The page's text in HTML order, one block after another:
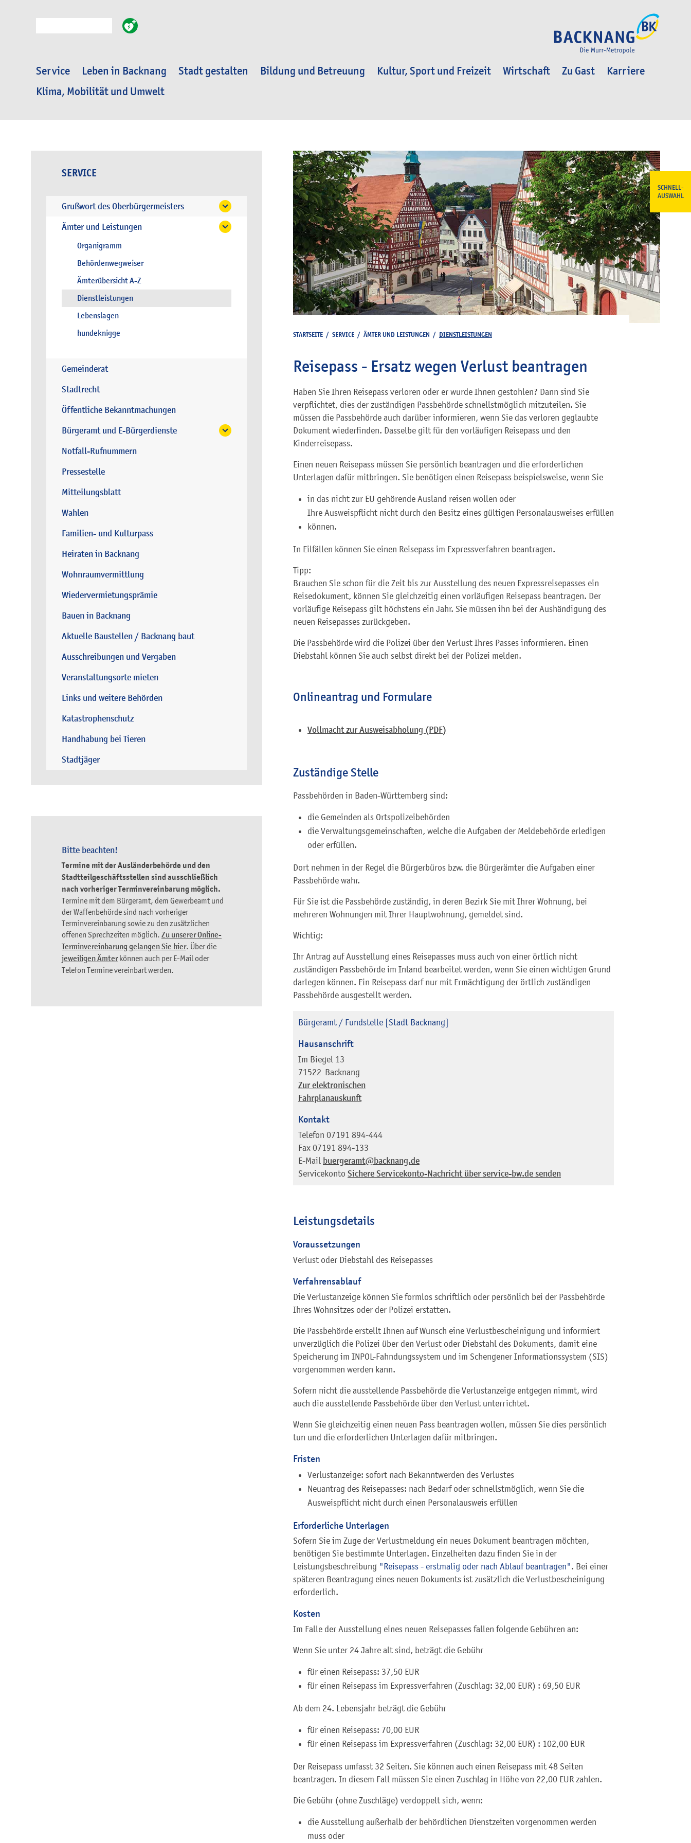
Service Leben in Backnang Stadt gestalten Bildung und Betreuung Kultur, Sport und Freizeit Wirtschaft Zu Gast
Karriere
Klima, Mobilität und Umwelt
SCHNELL-
AUSWAHL
SERVICE
Grußwort des Oberbürgermeisters
Ämter und Leistungen
Organigramm
Behördenwegweiser
Ämterübersicht A-Z
Dienstleistungen
Lebenslagen
hundeknigge
Gemeinderat
Stadtrecht
Öffentliche Bekanntmachungen
Bürgeramt und E-Bürgerdienste
Notfall-Rufnummern
Pressestelle
Mitteilungsblatt
Wahlen
Familien- und Kulturpass
Heiraten in Backnang
Wohnraumvermittlung
Wiedervermietungsprämie
Bauen in Backnang
Aktuelle Baustellen / Backnang baut
Ausschreibungen und Vergaben
Veranstaltungsorte mieten
Links und weitere Behörden
Katastrophenschutz
Handhabung bei Tieren
Stadtjäger
Bitte beachten!
Termine mit der Ausländerbehörde und den
Stadtteilgeschäftsstellen sind ausschließlich
nach vorheriger Terminvereinbarung möglich.
Termine mit dem Bürgeramt, dem Gewerbeamt und
der Waffenbehörde sind nach vorheriger
Terminvereinbarung sowie zu den zusätzlichen
offenen Sprechzeiten möglich. Zu unserer Online-
Terminvereinbarung gelangen Sie hier. Über die
jeweiligen Ämterkönnen auch per E-Mail oder
Telefon Termine vereinbart werden.
STARTSEITE / SERVICE / ÄMTER UND LEISTUNGEN / DIENSTLEISTUNGEN
Reisepass - Ersatz wegen Verlust beantragen
Haben Sie Ihren Reisepass verloren oder er wurde Ihnen gestohlen? Dann sind Sie
verpflichtet, dies der zuständigen Passbehörde schnellstmöglich mitzuteilen. Sie
müssen die Passbehörde auch darüber informieren, wenn Sie das verloren geglaubte
Dokument wiederfinden. Dasselbe gilt für den vorläufigen Reisepass und den
Kinderreisepass.
Einen neuen Reisepass müssen Sie persönlich beantragen und die erforderlichen
Unterlagen dafür mitbringen. Sie benötigen einen Reisepass beispielsweise, wenn Sie
in das nicht zur EU gehörende Ausland reisen wollen oder
Ihre Ausweispflicht nicht durch den Besitz eines gültigen Personalausweises erfüllen
können.
In Eilfällen können Sie einen Reisepass im Expressverfahren beantragen.
Tipp:
Brauchen Sie schon für die Zeit bis zur Ausstellung des neuen Expressreisepasses ein
Reisedokument, können Sie gleichzeitig einen vorläufigen Reisepass beantragen. Der
vorläufige Reisepass gilt höchstens ein Jahr. Sie müssen ihn bei der Aushändigung des
neuen Reisepasses zurückgeben.
Die Passbehörde wird die Polizei über den Verlust Ihres Passes informieren. Einen
Diebstahl können Sie auch selbst direkt bei der Polizei melden.
Onlineantrag und Formulare
Vollmacht zur Ausweisabholung (PDF)
Zuständige Stelle
Passbehörden in Baden-Württemberg sind:
die Gemeinden als Ortspolizeibehörden
die Verwaltungsgemeinschaften, welche die Aufgaben der Meldebehörde erledigen
oder erfüllen.
Dort nehmen in der Regel die Bürgerbüros bzw. die Bürgerämter die Aufgaben einer
Passbehörde wahr.
Für Sie ist die Passbehörde zuständig, in deren Bezirk Sie mit Ihrer Wohnung, bei
mehreren Wohnungen mit Ihrer Hauptwohnung, gemeldet sind.
Wichtig:
Ihr Antrag auf Ausstellung eines Reisepasses muss auch von einer örtlich nicht
zuständigen Passbehörde im Inland bearbeitet werden, wenn Sie einen wichtigen Grund
darlegen können. Ein Reisepass darf nur mit Ermächtigung der örtlich zuständigen
Passbehörde ausgestellt werden.
Bürgeramt / Fundstelle [Stadt Backnang]
Hausanschrift
Im Biegel 13
71522 Backnang
Zur elektronischen
Fahrplanauskunft
Kontakt
Telefon 07191 894-444
Fax 07191 894-133
E-Mail buergeramt@backnang.de
Servicekonto Sichere Servicekonto-Nachricht über service-bw.de senden
Leistungsdetails
Voraussetzungen
Verlust oder Diebstahl des Reisepasses
Verfahrensablauf
Die Verlustanzeige können Sie formlos schriftlich oder persönlich bei der Passbehörde
Ihres Wohnsitzes oder der Polizei erstatten.
Die Passbehörde erstellt Ihnen auf Wunsch eine Verlustbescheinigung und informiert
unverzüglich die Polizei über den Verlust oder Diebstahl des Dokuments, damit eine
Speicherung im INPOL-Fahndungssystem und im Schengener Informationssystem (SIS)
vorgenommen werden kann.
Sofern nicht die ausstellende Passbehörde die Verlustanzeige entgegen nimmt, wird
auch die ausstellende Passbehörde über den Verlust unterrichtet.
Wenn Sie gleichzeitig einen neuen Pass beantragen wollen, müssen Sie dies persönlich
tun und die erforderlichen Unterlagen dafür mitbringen.
Fristen
Verlustanzeige: sofort nach Bekanntwerden des Verlustes
Neuantrag des Reisepasses: nach Bedarf oder schnellstmöglich, wenn Sie die
Ausweispflicht nicht durch einen Personalausweis erfüllen
Erforderliche Unterlagen
Sofern Sie im Zuge der Verlustmeldung ein neues Dokument beantragen möchten,
benötigen Sie bestimmte Unterlagen. Einzelheiten dazu finden Sie in der
Leistungsbeschreibung "Reisepass - erstmalig oder nach Ablauf beantragen". Bei einer
späteren Beantragung eines neuen Dokuments ist zusätzlich die Verlustbescheinigung
erforderlich.
Kosten
Im Falle der Ausstellung eines neuen Reisepasses fallen folgende Gebühren an:
Wenn Sie unter 24 Jahre alt sind, beträgt die Gebühr
für einen Reisepass: 37,50 EUR
für einen Reisepass im Expressverfahren (Zuschlag: 32,00 EUR) : 69,50 EUR
Ab dem 24. Lebensjahr beträgt die Gebühr
für einen Reisepass: 70,00 EUR
für einen Reisepass im Expressverfahren (Zuschlag: 32,00 EUR) : 102,00 EUR
Der Reisepass umfasst 32 Seiten. Sie können auch einen Reisepass mit 48 Seiten
beantragen. In diesem Fall müssen Sie einen Zuschlag in Höhe von 22,00 EUR zahlen.
Die Gebühr (ohne Zuschläge) verdoppelt sich, wenn:
die Ausstellung außerhalb der behördlichen Dienstzeiten vorgenommen werden
muss oder